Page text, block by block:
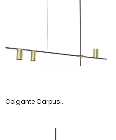
Colgante Carpusi.